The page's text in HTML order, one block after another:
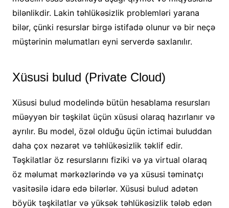
bilənlikdir. Lakin təhlükəsizlik problemləri yarana
bilər, çünki resurslar birgə istifadə olunur və bir neçə
müştərinin məlumatları eyni serverdə saxlanılır.
Xüsusi bulud (Private Cloud)
Xüsusi bulud modelində bütün hesablama resursları
müəyyən bir təşkilat üçün xüsusi olaraq hazırlanır və
ayrılır. Bu model, özəl olduğu üçün ictimai buluddan
daha çox nəzarət və təhlükəsizlik təklif edir.
Təşkilatlar öz resurslarını fiziki və ya virtual olaraq
öz məlumat mərkəzlərində və ya xüsusi təminatçı
vasitəsilə idarə edə bilərlər. Xüsusi bulud adətən
böyük təşkilatlar və yüksək təhlükəsizlik tələb edən